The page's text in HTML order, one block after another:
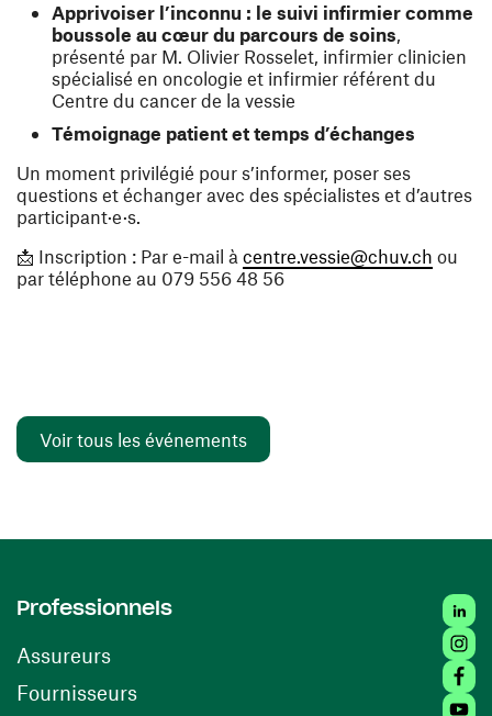
Apprivoiser l’inconnu : le suivi infirmier comme
boussole au cœur du parcours de soins,
présenté par M. Olivier Rosselet, infirmier clinicien
spécialisé en oncologie et infirmier référent du
Centre du cancer de la vessie
Témoignage patient et temps d’échanges
Un moment privilégié pour s’informer, poser ses
questions et échanger avec des spécialistes et d’autres
participant·e·s.
📩 Inscription : Par e-mail à centre.vessie@chuv.ch ou
par téléphone au 079 556 48 56
Voir tous les événements
Professionnels
Assureurs
Fournisseurs(ouvre une nouvelle fenêtre)